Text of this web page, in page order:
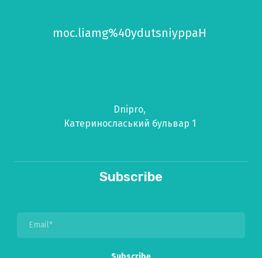
moc.liamg%40ydutsniyppaH
Dnipro,
Катериносласький бульвар 1
Subscribe